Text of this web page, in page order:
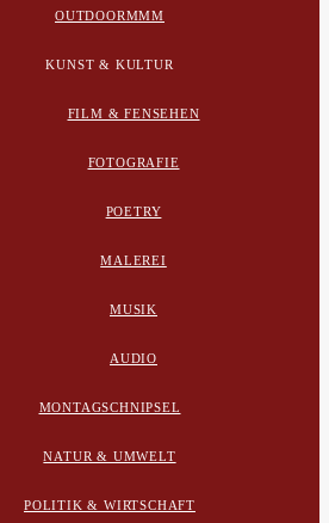
OUTDOORMMM
KUNST & KULTUR
FILM & FENSEHEN
FOTOGRAFIE
POETRY
MALEREI
MUSIK
AUDIO
MONTAGSCHNIPSEL
NATUR & UMWELT
POLITIK & WIRTSCHAFT